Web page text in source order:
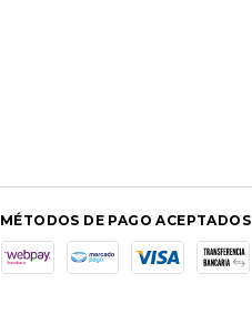
MÉTODOS DE PAGO ACEPTADOS